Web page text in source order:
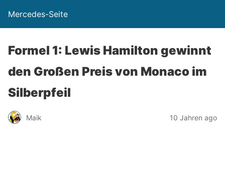
Mercedes-Seite
Formel 1: Lewis Hamilton gewinnt
den Großen Preis von Monaco im
Silberpfeil
Maik 10 Jahren ago